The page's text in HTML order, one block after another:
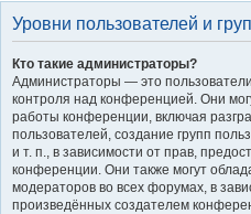
Уровни пользователей и
Кто такие администраторы?
Администраторы — это
контроля над конференцией. Они
работы конференции, включая
пользователей, создание групп
и т. п., в зависимости от прав,
конференции. Они также могут
модераторов во всех форумах, в
произведённых создателем